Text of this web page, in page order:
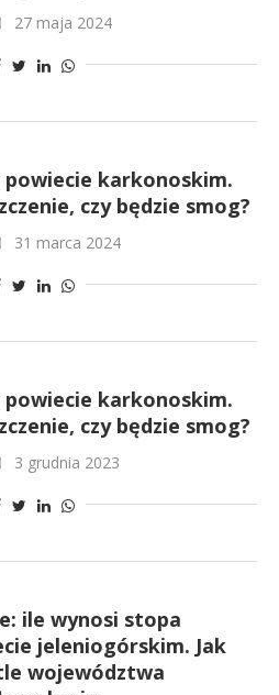
27 maja 2024
karkonoskim.
czy będzie smog?
31 marca 2024
karkonoskim.
czy będzie smog?
3 grudnia 2023
ile wynosi stopa
jeleniogórskim. Jak
województwa